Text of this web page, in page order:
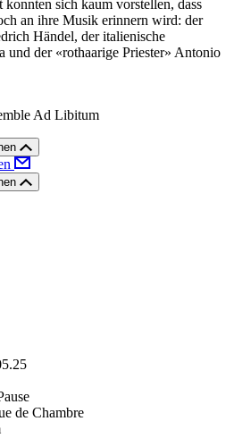
sich kaum vorstellen, dass
an ihre Musik erinnern wird: der
Händel, der italienische
und der «rothaarige Priester» Antonio
Ad Libitum
de Chambre